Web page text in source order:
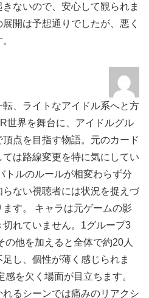
ないので、安心して観られま
開は予想通りでしたが、悪く
、ライトなアイドル系へと方
世界を舞台に、アイドルグル
点を目指す物語。元のカード
は路線変更を特に気にしてい
トルのルールが相変わらず分
ない視聴者には状況を捉えづ
す。 キャラは元ゲームの影
れていません。1グループ3
の他を加えると全体で約20人
し、個性が薄く感じられま
を欠く場面が目立ちます。
るシーンでは痛みのリアクシ